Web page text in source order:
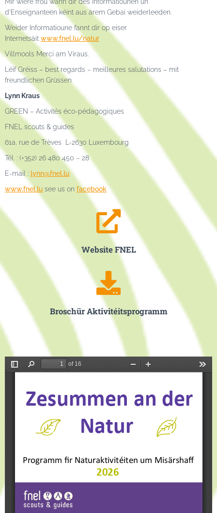
d’Enseignanteën kéint aus ärem Gebai weiderleeden.
Weider Informatioune fannt dir op eiser
Internetsäit www.fnel.lu/natur
Villmools Merci am Viraus.
Léif Gréiss – best regards – meilleures salutations – mit
freundlichen Grüssen
Lynn Kraus
GREEN – Activités éco-pédagogiques
FNEL scouts & guides
61a, rue de Trèves L-2630 Luxembourg
Tél. : (+352) 26 480 450 – 28
E-mail : lynn@fnel.lu
www.fnel.lu see us on facebook
Website FNEL
Broschür Aktivitéitsprogramm